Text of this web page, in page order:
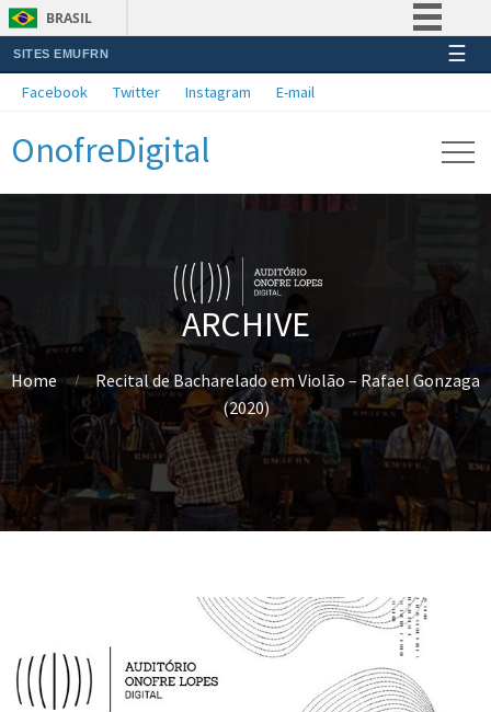
BRASIL
Simplifique!
Acesso à informação
SITES EMUFRN ☰
Facebook Twitter Instagram E-mail
OnofreDigital
ARCHIVE
Home
Recital de Bacharelado em Violão – Rafael Gonzaga
(2020)